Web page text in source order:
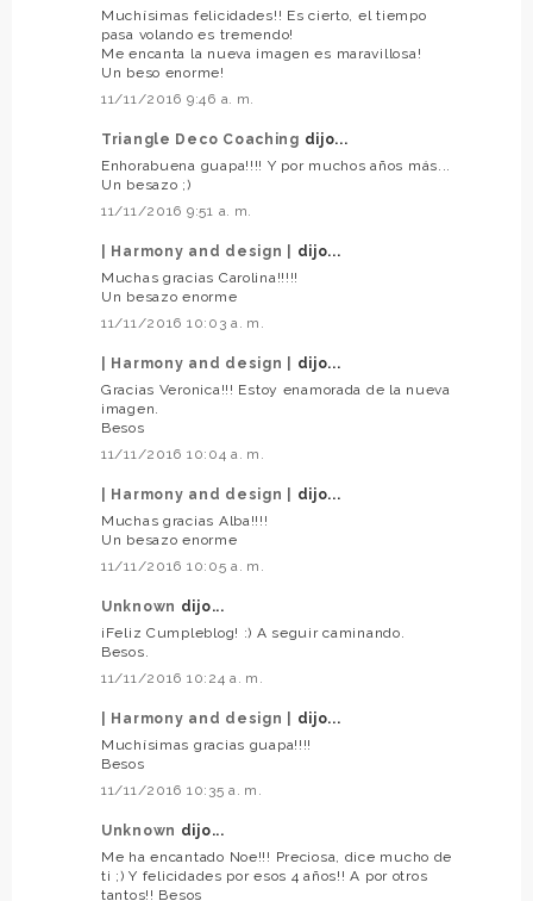
Muchísimas felicidades!! Es cierto, el tiempo
pasa volando es tremendo!
Me encanta la nueva imagen es maravillosa!
Un beso enorme!
11/11/2016 9:46 a. m.
Triangle Deco Coaching dijo...
Enhorabuena guapa!!!! Y por muchos años más...
Un besazo ;)
11/11/2016 9:51 a. m.
| Harmony and design |
dijo...
Muchas gracias Carolina!!!!!
Un besazo enorme
11/11/2016 10:03 a. m.
| Harmony and design |
dijo...
Gracias Veronica!!! Estoy enamorada de la nueva
imagen.
Besos
11/11/2016 10:04 a. m.
| Harmony and design |
dijo...
Muchas gracias Alba!!!!
Un besazo enorme
11/11/2016 10:05 a. m.
Unknown dijo...
¡Feliz Cumpleblog! :) A seguir caminando.
Besos.
11/11/2016 10:24 a. m.
| Harmony and design |
dijo...
Muchísimas gracias guapa!!!!
Besos
11/11/2016 10:35 a. m.
Unknown dijo...
Me ha encantado Noe!!! Preciosa, dice mucho de
ti ;) Y felicidades por esos 4 años!! A por otros
tantos!! Besos